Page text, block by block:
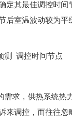
定其最佳调控时
后室温波动较为
测 调控时间节点
求，供热系统热
来调控，而往往